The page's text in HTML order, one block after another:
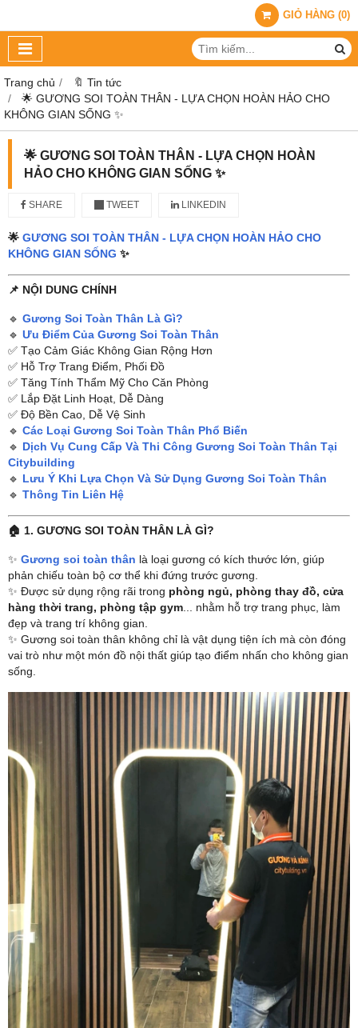
GIỎ HÀNG (0)
Trang chủ
🔖 Tin tức
🌟 GƯƠNG SOI TOÀN THÂN - LỰA CHỌN HOÀN HẢO CHO
KHÔNG GIAN SỐNG ✨
🌟 GƯƠNG SOI TOÀN THÂN - LỰA CHỌN HOÀN
HẢO CHO KHÔNG GIAN SỐNG ✨
SHARE TWEET LINKEDIN
🌟 GƯƠNG SOI TOÀN THÂN - LỰA CHỌN HOÀN HẢO CHO
KHÔNG GIAN SỐNG ✨
📌 NỘI DUNG CHÍNH
🔹 Gương Soi Toàn Thân Là Gì?
🔹 Ưu Điểm Của Gương Soi Toàn Thân
✅ Tạo Cảm Giác Không Gian Rộng Hơn
✅ Hỗ Trợ Trang Điểm, Phối Đồ
✅ Tăng Tính Thẩm Mỹ Cho Căn Phòng
✅ Lắp Đặt Linh Hoạt, Dễ Dàng
✅ Độ Bền Cao, Dễ Vệ Sinh
🔹 Các Loại Gương Soi Toàn Thân Phổ Biến
🔹 Dịch Vụ Cung Cấp Và Thi Công Gương Soi Toàn Thân Tại
Citybuilding
🔹 Lưu Ý Khi Lựa Chọn Và Sử Dụng Gương Soi Toàn Thân
🔹 Thông Tin Liên Hệ
🏠 1. GƯƠNG SOI TOÀN THÂN LÀ GÌ?
✨ Gương soi toàn thân là loại gương có kích thước lớn, giúp
phản chiếu toàn bộ cơ thể khi đứng trước gương.
✨ Được sử dụng rộng rãi trong phòng ngủ, phòng thay đồ, cửa
hàng thời trang, phòng tập gym ... nhằm hỗ trợ trang phục, làm
đẹp và trang trí không gian.
✨ Gương soi toàn thân không chỉ là vật dụng tiện ích mà còn đóng
vai trò như một món đồ nội thất giúp tạo điểm nhấn cho không gian
sống.